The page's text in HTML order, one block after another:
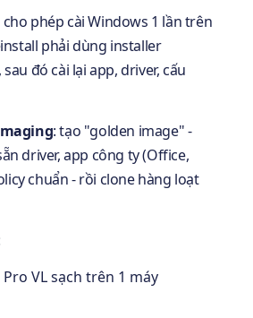
cho phép cài Windows 1 lần trên
phải dùng installer
đó cài lại app, driver, cấu
: tạo "golden image" -
driver, app công ty (Office,
chuẩn - rồi clone hàng loạt
Pro VL sạch trên 1 máy